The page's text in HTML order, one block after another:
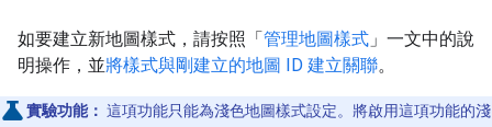
如要建立新地圖樣式，請按照「管理地圖樣式 」一文中的說
明操作，並將樣式與剛建立的地圖 ID 建立關聯。
實驗功能： 這項功能只能為淺色地圖樣式設定。將啟用這項功能的淺